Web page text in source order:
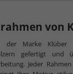
von
der Marke Klüber
gefertigt und
Jeder